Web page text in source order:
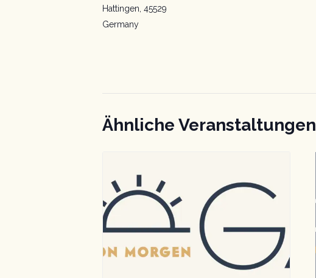
Hattingen 45529
Germany
Ähnliche Veranstaltungen